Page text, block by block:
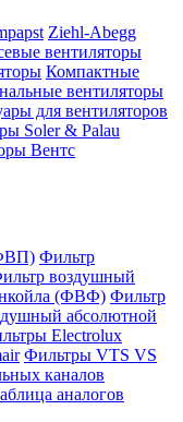
Ziehl-Abegg
вентиляторы
Компактные
вентиляторы
для вентиляторов
Soler & Palau
Вентс
Фильтр
воздушный
(ФВФ) Фильтр
абсолютной
Electrolux
Фильтры VTS VS
каналов
аналогов